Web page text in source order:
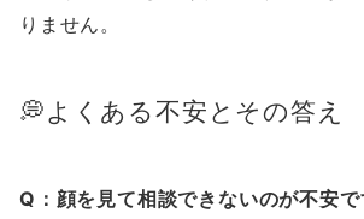
りません。
💭よくある不安とその答え
Q：顔を見て相談できないのが不安で